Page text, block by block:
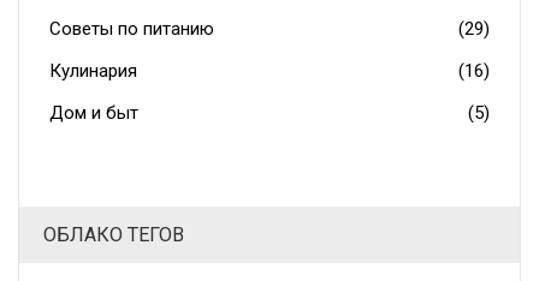
Советы по питанию
(29)
Кулинария
(16)
Дом и быт
(5)
ОБЛАКО ТЕГОВ